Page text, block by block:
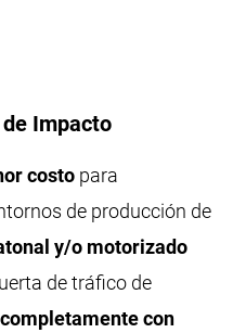
Impacto
costo para
de producción de
y/o motorizado
de tráfico de
completamente con